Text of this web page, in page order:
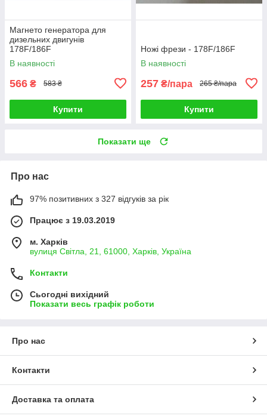
Магнето генератора для
дизельних двигунів
178F/186F
В наявності
566 ₴ 583 ₴
Купити
Ножі фрези - 178F/186F
В наявності
257 ₴/пара 265 ₴/пара
Купити
Показати ще
Про нас
97% позитивних з 327 відгуків за рік
Працює з 19.03.2019
м. Харків
вулиця Світла, 21, 61000, Харків, Україна
Контакти
Сьогодні вихідний
Показати весь графік роботи
Про нас
Контакти
Доставка та оплата